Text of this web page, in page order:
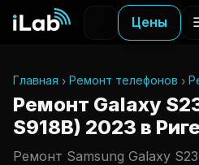
Цены
Главная Ремонт телефонов
Ремонт Galaxy
S918B) 2023 в Риге
Ремонт Samsung Galaxy